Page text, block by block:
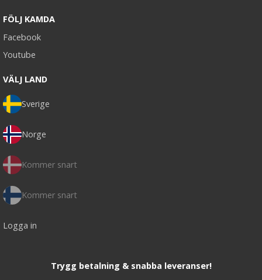
FÖLJ KAMDA
Facebook
Youtube
VÄLJ LAND
Sverige
Norge
Kommer snart
Kommer snart
Logga in
Trygg betalning & snabba leveranser!